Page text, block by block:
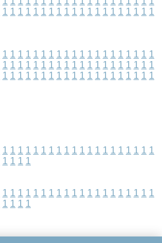
1 1 1 1 1 1 1 1 1 1 1 1 1 1 1 1 1 1 1 1
1 1 1 1 1 1 1 1 1 1 1 1 1 1 1 1 1 1 1 1
1 1 1 1 1 1 1 1 1 1 1 1 1 1 1 1 1 1 1 1
1 1 1 1 1 1 1 1 1 1 1 1 1 1 1 1 1 1 1 1
1 1 1 1 1 1 1 1 1 1 1 1 1 1 1 1 1 1 1 1
1 1 1 1
1 1 1 1 1 1 1 1 1 1 1 1 1 1 1 1 1 1 1 1
1 1 1 1